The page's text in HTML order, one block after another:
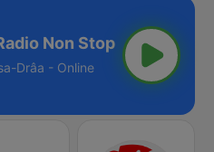
Non Stop
Drâa - Online